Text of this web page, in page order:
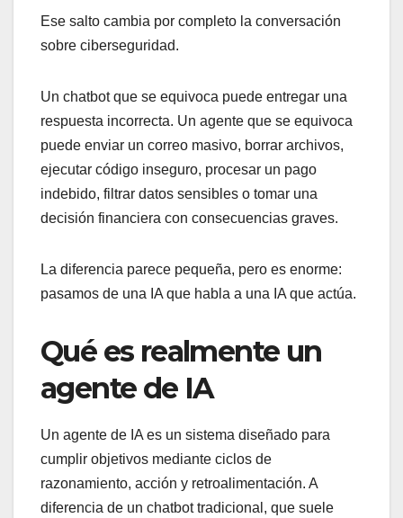
Ese salto cambia por completo la conversación
sobre ciberseguridad.
Un chatbot que se equivoca puede entregar una
respuesta incorrecta. Un agente que se equivoca
puede enviar un correo masivo, borrar archivos,
ejecutar código inseguro, procesar un pago
indebido, filtrar datos sensibles o tomar una
decisión financiera con consecuencias graves.
La diferencia parece pequeña, pero es enorme:
pasamos de una IA que habla a una IA que actúa.
Qué es realmente un
agente de IA
Un agente de IA es un sistema diseñado para
cumplir objetivos mediante ciclos de
razonamiento, acción y retroalimentación. A
diferencia de un chatbot tradicional, que suele